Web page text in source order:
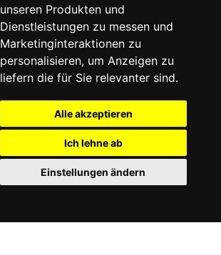
unseren Produkten und
Dienstleistungen zu messen und
Marketinginteraktionen zu
personalisieren, um Anzeigen zu
liefern die für Sie relevanter sind.
Alle akzeptieren
Ich lehne ab
Einstellungen ändern